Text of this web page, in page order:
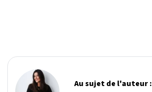
Au sujet de l'auteur :